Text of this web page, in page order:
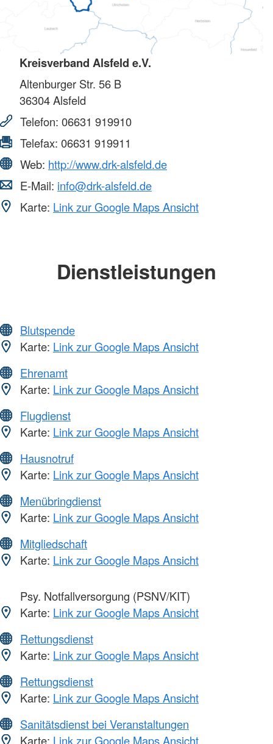
Kreisverband Alsfeld e.V.
Altenburger Str. 56 B
36304Alsfeld
Telefon: 06631 919910
Telefax: 06631 919911
Web: http://www.drk-alsfeld.de
E-Mail: info@drk-alsfeld.de
Karte: Link zur Google Maps Ansicht
Dienstleistungen
Blutspende
Karte: Link zur Google Maps Ansicht
Ehrenamt
Karte: Link zur Google Maps Ansicht
Flugdienst
Karte: Link zur Google Maps Ansicht
Hausnotruf
Karte: Link zur Google Maps Ansicht
Menübringdienst
Karte: Link zur Google Maps Ansicht
Mitgliedschaft
Karte: Link zur Google Maps Ansicht
Psy. Notfallversorgung (PSNV/KIT)
Karte: Link zur Google Maps Ansicht
Rettungsdienst
Karte: Link zur Google Maps Ansicht
Rettungsdienst
Karte: Link zur Google Maps Ansicht
Sanitätsdienst bei Veranstaltungen
Karte: Link zur Google Maps Ansicht